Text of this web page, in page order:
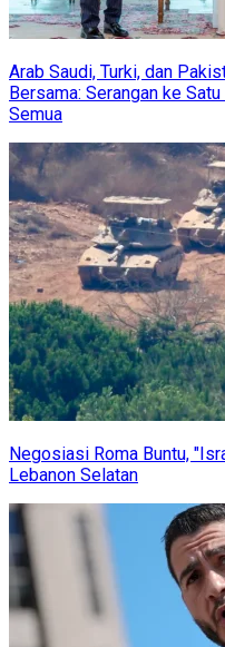
Arab Saudi, Turki, dan
Bersama: Serangan ke
Semua
Negosiasi Roma Buntu,
Lebanon Selatan